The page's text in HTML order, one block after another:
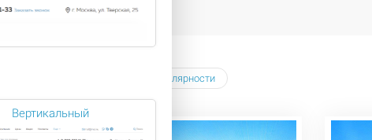
Вертикальный
Популярности